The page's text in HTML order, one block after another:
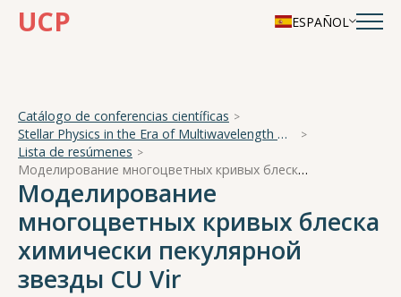
UCP ESPAÑOL
Catálogo de conferencias científicas
Stellar Physics in the Era of Multiwavelength Observations
Lista de resúmenes
Моделирование многоцветных кривых блеска химически пекулярной звезды CU Vir
Моделирование
многоцветных кривых блеска
химически пекулярной
звезды CU Vir